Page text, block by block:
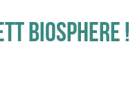
BIOSPHERE !